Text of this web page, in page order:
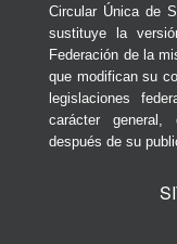
Circular Única de
sustituye la
Federación de la
que modifican su
legislaciones
carácter
después de su